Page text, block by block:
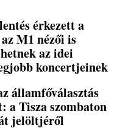
érkezett a
M1 nézői is
az idei
koncertjeinek
államfőválasztás
a Tisza szombaton
jelöltjéről